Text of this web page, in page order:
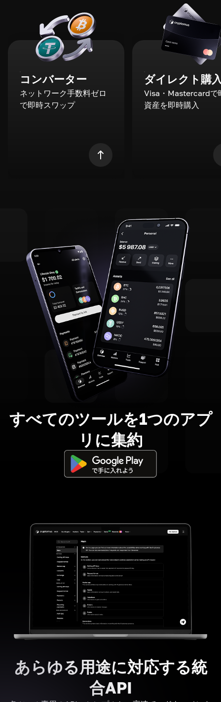
コンバーター
ネットワーク手数料ゼロ
で即時スワップ
ダイレクト購
Visa・Mastercardで
資産を即時購入
すべてのツールを1つのアプ
リに集約
あらゆる用途に対応する統
合API